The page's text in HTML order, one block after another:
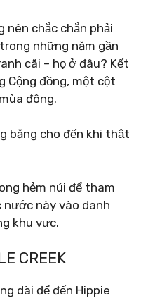
nên chắc chắn phải
những năm gần
cãi – họ ở đâu? Kết
Cộng đồng, một cột
đông.
băng cho đến khi thật
hẻm núi để tham
này vào danh
khu vực.
CREEK
dài để đến Hippie